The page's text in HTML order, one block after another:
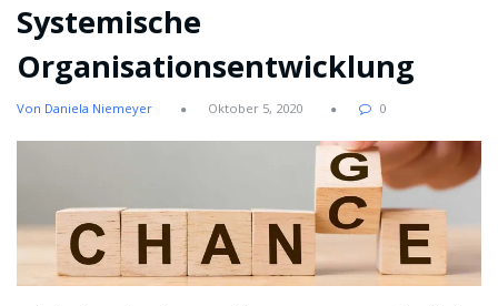
Systemische
Organisationsentwicklung
Von Daniela Niemeyer Oktober 5, 2020 0